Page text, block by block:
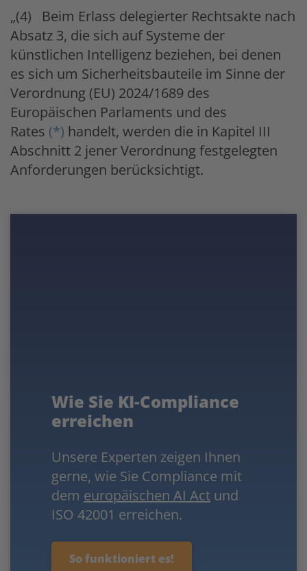
„(4) Beim Erlass delegierter Rechtsakte nach
Absatz 3, die sich auf Systeme der
künstlichen Intelligenz beziehen, bei denen
es sich um Sicherheitsbauteile im Sinne der
Verordnung (EU) 2024/1689 des
Europäischen Parlaments und des
Rates (*) handelt, werden die in Kapitel III
Abschnitt 2 jener Verordnung festgelegten
Anforderungen berücksichtigt.
Wie Sie KI-Compliance
erreichen
Unsere Experten zeigen Ihnen
gerne, wie Sie Compliance mit
dem europäischen AI Act und
ISO 42001 erreichen.
So funktioniert es!